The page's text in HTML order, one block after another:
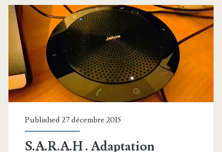
Published 27 décembre 2015
S.A.R.A.H . Adaptation